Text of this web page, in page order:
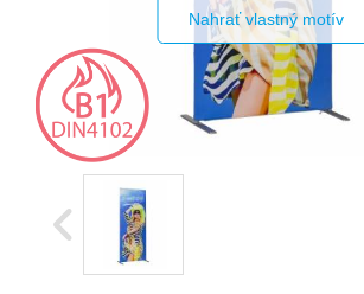
Nahrať vlastný motív